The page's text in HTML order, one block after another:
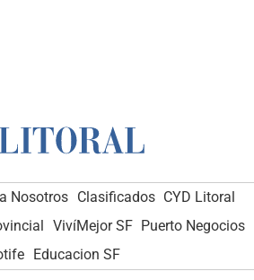
Nosotros Clasificados CYD Litoral
VivíMejor SF Puerto Negocios
Educacion SF